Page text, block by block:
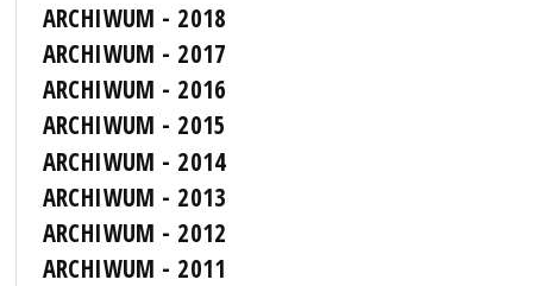
ARCHIWUM - 2018
ARCHIWUM - 2017
ARCHIWUM - 2016
ARCHIWUM - 2015
ARCHIWUM - 2014
ARCHIWUM - 2013
ARCHIWUM - 2012
ARCHIWUM - 2011